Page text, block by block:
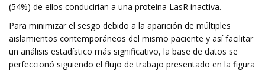
(54%) de ellos conducirían a una proteína LasR inactiva.
Para minimizar el sesgo debido a la aparición de múltiples
aislamientos contemporáneos del mismo paciente y así facilitar
un análisis estadístico más significativo, la base de datos se
perfeccionó siguiendo el flujo de trabajo presentado en la figura